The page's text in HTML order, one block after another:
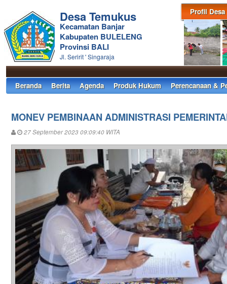
Profil Desa
Desa Temukus
Kecamatan Banjar
Kabupaten BULELENG
Provinsi BALI
Jl. Seririt ' Singaraja
Beranda Berita Agenda Produk Hukum Perencanaan &
MONEV PEMBINAAN ADMINISTRASI
27 September 2023 09:09:40 WITA